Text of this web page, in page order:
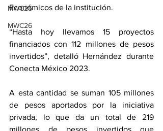
MWC25
MWC26
Económicos de la institución.
“Hasta hoy llevamos 15 proyectos
financiados con 112 millones de pesos
invertidos”, detalló Hernández durante
Conecta México 2023.
A esta cantidad se suman 105 millones
de pesos aportados por la iniciativa
privada, lo que da un total de 219
millones de pesos invertidos que